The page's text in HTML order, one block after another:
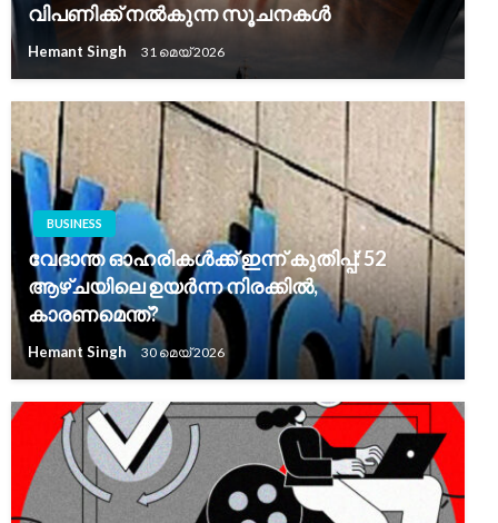
വിപണിക്ക് നൽകുന്ന സൂചനകൾ
Hemant Singh 31 മെയ്‌ 2026
BUSINESS
വേദാന്ത ഓഹരികൾക്ക് ഇന്ന് കുതിപ്പ്: 52
ആഴ്ചയിലെ ഉയർന്ന നിരക്കിൽ,
കാരണമെന്ത്?
Hemant Singh 30 മെയ്‌ 2026